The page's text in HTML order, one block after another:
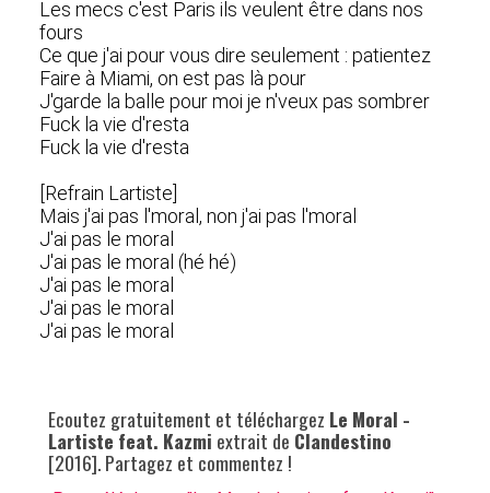
Les mecs c'est Paris ils veulent être dans nos
fours
Ce que j'ai pour vous dire seulement : patientez
Faire à Miami, on est pas là pour
J'garde la balle pour moi je n'veux pas sombrer
Fuck la vie d'resta
Fuck la vie d'resta
[Refrain Lartiste]
Mais j'ai pas l'moral, non j'ai pas l'moral
J'ai pas le moral
J'ai pas le moral (hé hé)
J'ai pas le moral
J'ai pas le moral
J'ai pas le moral
Ecoutez gratuitement et téléchargez Le Moral -
Lartiste feat. Kazmi extrait de Clandestino
[2016]. Partagez et commentez !